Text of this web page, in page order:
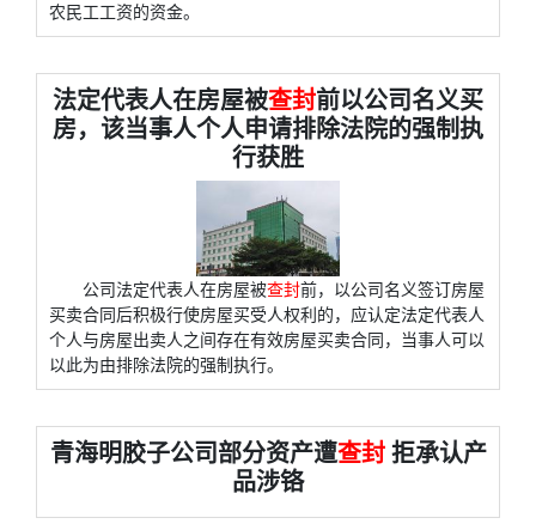
农民工工资的资金。
法定代表人在房屋被查封前以公司名义买
房，该当事人个人申请排除法院的强制执
行获胜
公司法定代表人在房屋被查封前，以公司名义签订房屋
买卖合同后积极行使房屋买受人权利的，应认定法定代表人
个人与房屋出卖人之间存在有效房屋买卖合同，当事人可以
以此为由排除法院的强制执行。
青海明胶子公司部分资产遭查封拒承认产
品涉铬